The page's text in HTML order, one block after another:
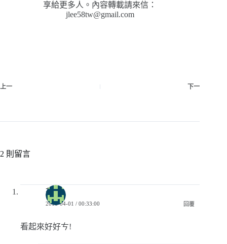
享給更多人。內容轉載請來信：
jlee58tw@gmail.com
上一 下一
2 則留言
芥末
2016-04-01 / 00:33:00 回覆
看起來好好ㄘ!